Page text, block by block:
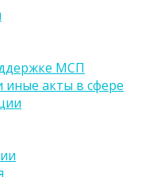
МСП
акты в сфере